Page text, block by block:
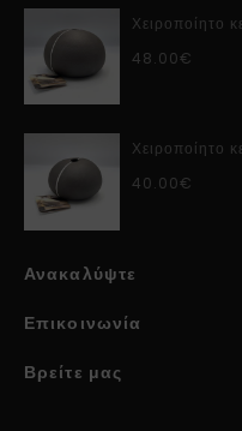
Χειροποίητο
48.00€
Χειροποίητο
40.00€
Ανακαλύψτε
Επικοινωνία
Βρείτε μας